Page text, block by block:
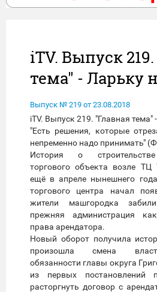
iTV. Выпуск
тема" - Ларьку
Выпуск № 219 от 23.08.2018
iTV. Выпуск 219. "Главная тема"
"Есть решения, которые
непременно надо принимать"
История о строительстве
торгового объекта возле ТЦ
ещё в апреле нынешнего
торгового центра начал
жители машгородка
прежняя администрация
права арендатора.
Новый оборот получила
произошла смена
обязанности главы округа
из первых постановлений
расторгнуть договор с